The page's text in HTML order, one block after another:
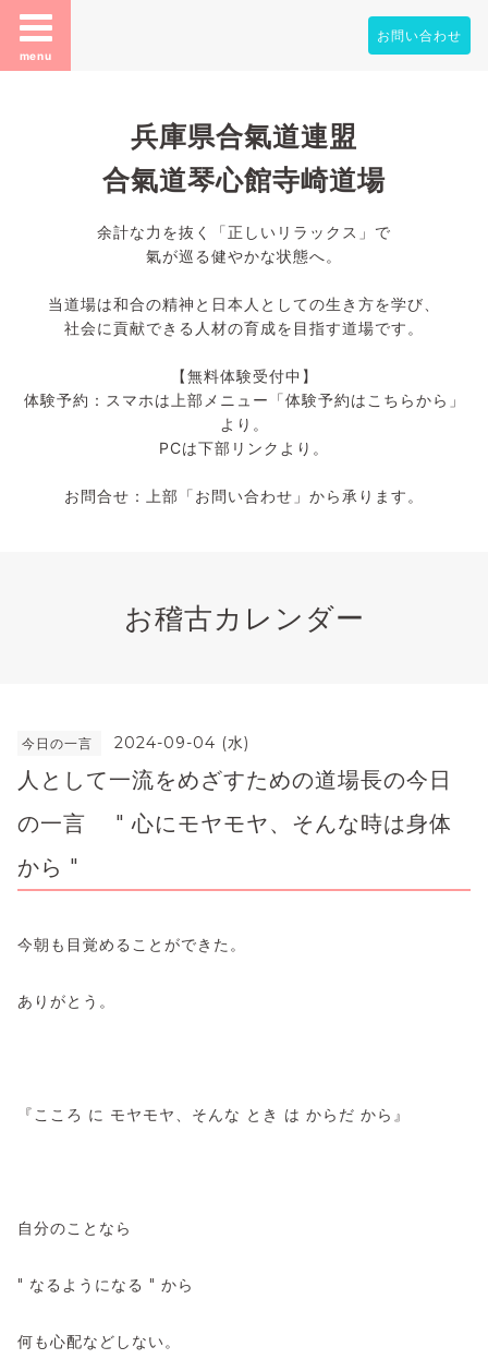
menu
お問い合わせ
兵庫県合氣道連盟
合氣道琴心館寺崎道場
余計な力を抜く「正しいリラックス」で
氣が巡る健やかな状態へ。
当道場は和合の精神と日本人としての生き方を学び、
社会に貢献できる人材の育成を目指す道場です。
【無料体験受付中】
体験予約：スマホは上部メニュー「体験予約はこちらから」
より。
PCは下部リンクより。
お問合せ：上部「お問い合わせ」から承ります。
お稽古カレンダー
今日の一言 2024-09-04 (水)
人として一流をめざすための道場長の今日
の一言 " 心にモヤモヤ、そんな時は身体
から "
今朝も目覚めることができた。
ありがとう。
『こころ に モヤモヤ、そんな とき は からだ から』
自分のことなら
" なるようになる " から
何も心配などしない。